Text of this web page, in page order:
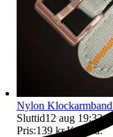
Ersättning om du
Nylon Klockarmband
Sluttid12 aug 19:33.
Pris:139 kr,Köp nu.